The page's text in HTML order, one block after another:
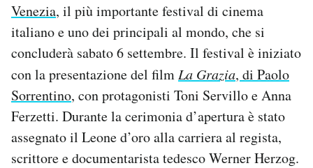
AREA PERSONALE
Area Personale
Notifiche mobile
Regala il Post
Hai bisogno di aiuto?
Esci
Venezia, il più importante festival di cinema
italiano e uno dei principali al mondo, che si
concluderà sabato 6 settembre. Il festival è iniziato
con la presentazione del film La Grazia, di Paolo
Sorrentino, con protagonisti Toni Servillo e Anna
Ferzetti. Durante la cerimonia d’apertura è stato
assegnato il Leone d’oro alla carriera al regista,
scrittore e documentarista tedesco Werner Herzog.